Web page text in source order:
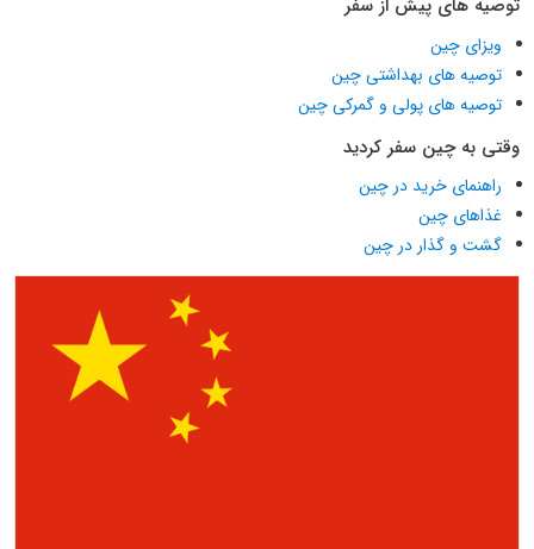
توصیه های پیش از سفر
ویزای چین
توصیه های بهداشتی چین
توصیه های پولی و گمرکی چین
وقتی به چین سفر کردید
راهنمای خرید در چین
غذاهای چین
گشت و گذار در چین